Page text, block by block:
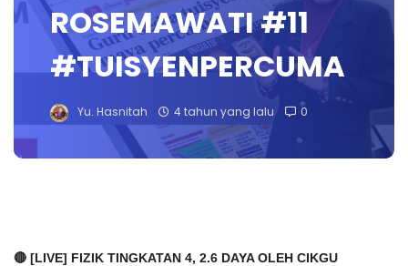
ROSEMAWATI #11
#TUISYENPERCUMA
Yu. Hasnitah 4 tahun yang lalu 0
🔴 [LIVE] FIZIK TINGKATAN 4, 2.6 DAYA OLEH CIKGU